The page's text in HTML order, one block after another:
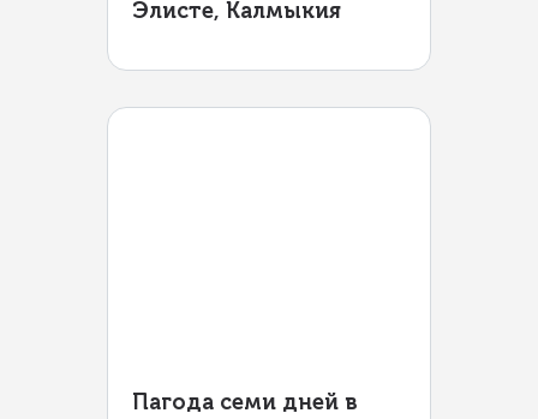
Элисте, Калмыкия
Пагода семи дней в